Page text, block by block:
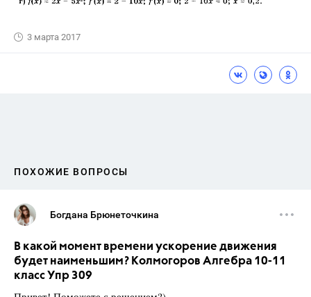
3 марта 2017
ПОХОЖИЕ ВОПРОСЫ
Богдана Брюнеточкина
В какой момент времени ускорение движения
будет наименьшим? Колмогоров Алгебра 10-11
класс Упр 309